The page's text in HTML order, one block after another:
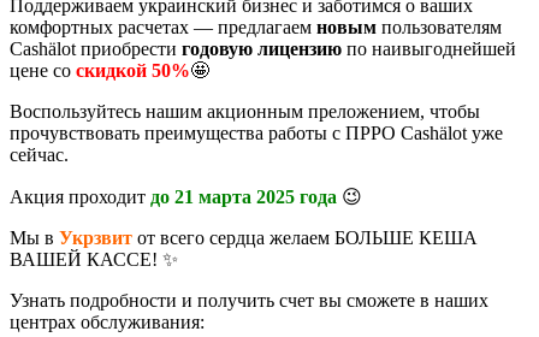
Поддерживаем украинский бизнес и заботимся о ваших
комфортных расчетах — предлагаем новым пользователям
Cashӓlot приобрести годовую лицензию по наивыгоднейшей
цене со скидкой 50%🤩
Воспользуйтесь нашим акционным преложением, чтобы
прочувствовать преимущества работы с ПРРО Cashӓlot уже
сейчас.
Акция проходит до 21 марта 2025 года 😉
Мы в Укрзвит от всего сердца желаем БОЛЬШЕ КЕША
ВАШЕЙ КАССЕ! ✨
Узнать подробности и получить счет вы сможете в наших
центрах обслуживания: